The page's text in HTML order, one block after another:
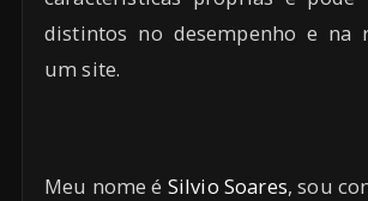
distintos no desempenho e na
um site.
Meu nome é Silvio Soares, sou